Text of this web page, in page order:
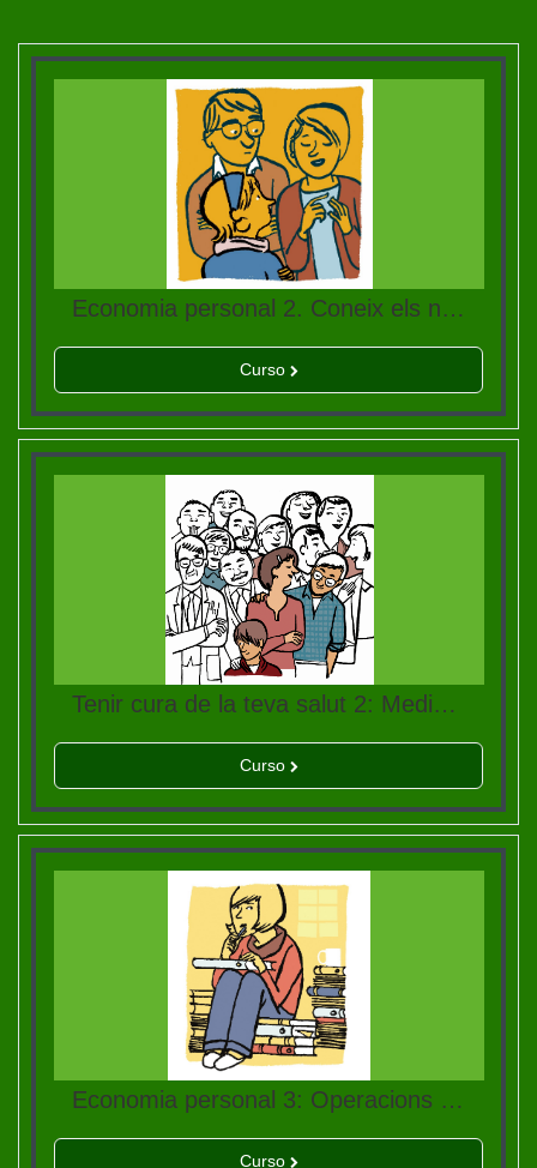
Economia personal 2. Coneix els nombres.
Curso
Tenir cura de la teva salut 2: Medicació, salut mental i drogues
Curso
Economia personal 3: Operacions matemàtiques
Curso